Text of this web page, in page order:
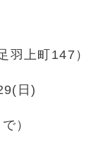
羽上町147）
日)
）